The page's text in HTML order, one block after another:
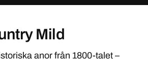
Mild
anor från 1800-talet –